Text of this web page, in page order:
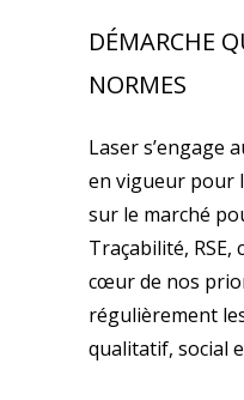
DÉMARCHE
NORMES
Laser s’engage
en vigueur pour
sur le marché
Traçabilité,
cœur de nos
régulièrement
qualitatif, social